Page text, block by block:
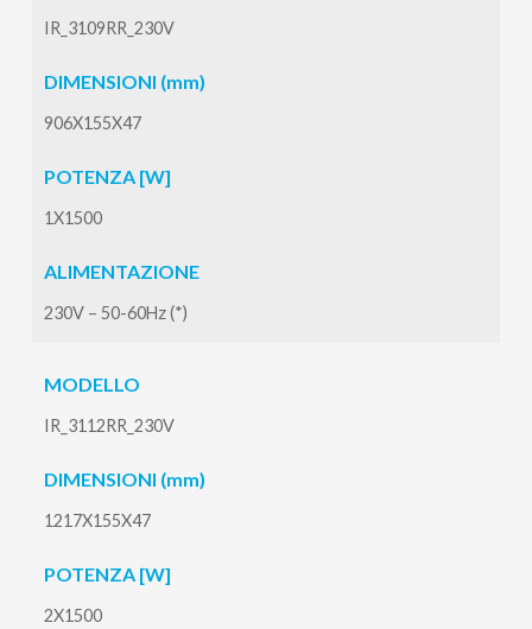
IR_3109RR_230V
DIMENSIONI (mm)
906X155X47
POTENZA [W]
1X1500
ALIMENTAZIONE
230V – 50-60Hz (*)
MODELLO
IR_3112RR_230V
DIMENSIONI (mm)
1217X155X47
POTENZA [W]
2X1500